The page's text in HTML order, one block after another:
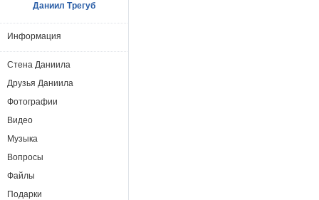
Даниил Трегуб
Информация
Стена Даниила
Друзья Даниила
Фотографии
Видео
Музыка
Вопросы
Файлы
Подарки